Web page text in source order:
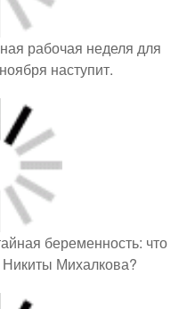
рабочая неделя для
наступит.
беременность: что
Михалкова?